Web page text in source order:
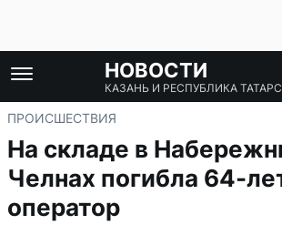
НОВОСТИ
КАЗАНЬ И РЕСПУБЛИКА
ПРОИСШЕСТВИЯ
На складе в
Челнах погибла 64-
оператор